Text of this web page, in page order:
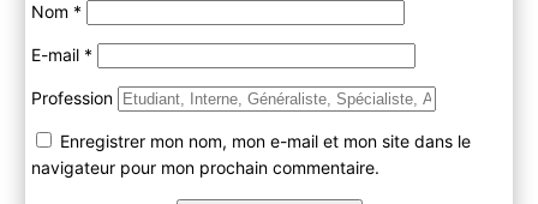
Nom *
E-mail *
Profession
Enregistrer mon nom, mon e-mail et mon site dans le
navigateur pour mon prochain commentaire.